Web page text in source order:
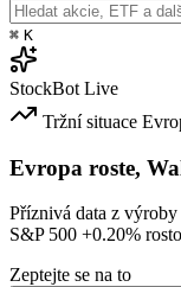
⌘ K
StockBot Live
Tržní situace
Evropa roste,
Příznivá data z
S&P 500 +0.20%
Zeptejte se na to